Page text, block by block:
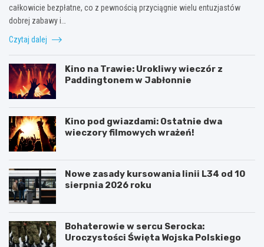
całkowicie bezpłatne, co z pewnością przyciągnie wielu entuzjastów
dobrej zabawy i…
Czytaj dalej
Kino na Trawie: Urokliwy wieczór z
Paddingtonem w Jabłonnie
Kino pod gwiazdami: Ostatnie dwa
wieczory filmowych wrażeń!
Nowe zasady kursowania linii L34 od 10
sierpnia 2026 roku
Bohaterowie w sercu Serocka:
Uroczystości Święta Wojska Polskiego